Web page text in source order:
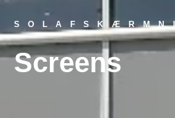
Screens